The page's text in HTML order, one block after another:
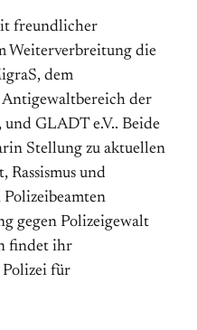
freundlicher
Weiterverbreitung die
dem
der
und GLADT e.V.. Beide
Stellung zu aktuellen
Rassismus und
gegen Polizeigewalt
findet ihr
für